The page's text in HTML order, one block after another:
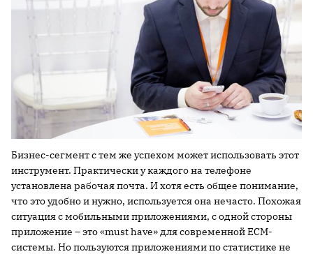
Бизнес-сегмент с тем же успехом может использовать этот
инструмент. Практически у каждого на телефоне
установлена рабочая почта. И хотя есть общее понимание,
что это удобно и нужно, используется она нечасто. Похожая
ситуация с мобильными приложениями, с одной стороны
приложение – это «must have» для современной ECM-
системы. Но пользуются приложениями по статистике не